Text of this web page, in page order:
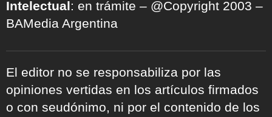
Intelectual: en trámite – @Copyright 2003 –
BAMedia Argentina
El editor no se responsabiliza por las
opiniones vertidas en los artículos firmados
o con seudónimo, ni por el contenido de los